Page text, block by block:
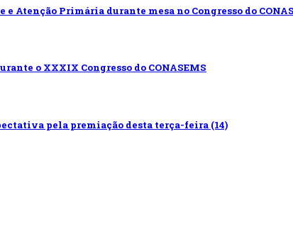
Atenção Primária durante mesa no Congresso do
o XXXIX Congresso do CONASEMS
pela premiação desta terça-feira (14)